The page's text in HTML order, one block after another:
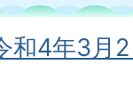
和4年3月